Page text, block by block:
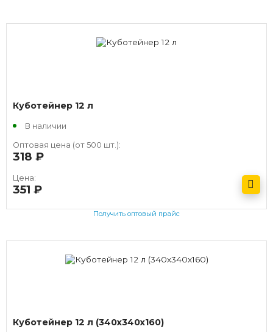
Куботейнер 12 л
В наличии
Оптовая цена (от 500 шт.):
318
Цена:
351
Получить оптовый прайс
Куботейнер 12 л (340х340х160)